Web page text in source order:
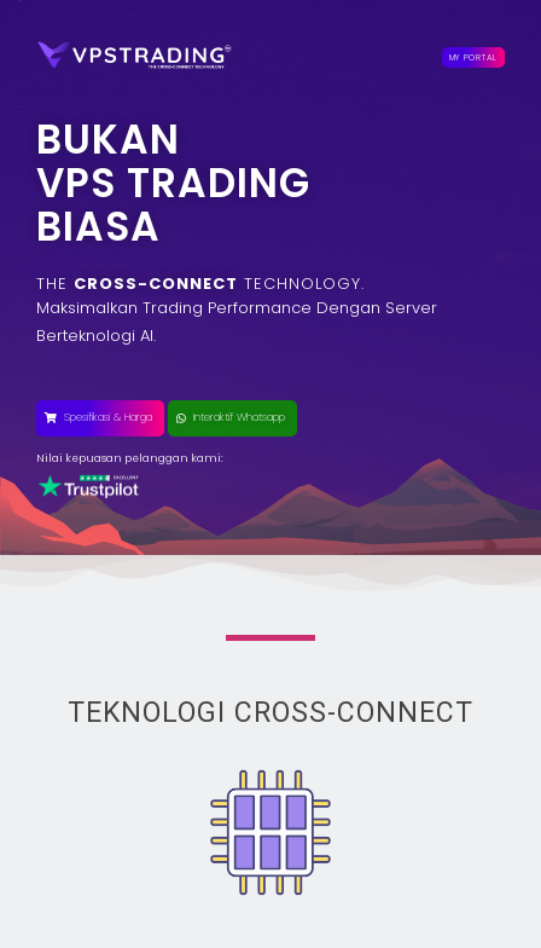
MY PORTAL
BUKAN
VPS TRADING
BIASA
THE CROSS-CONNECT TECHNOLOGY.
Maksimalkan Trading Performance Dengan Server
Berteknologi AI.
Spesifikasi & Harga Interaktif Whatsapp
Nilai kepuasan pelanggan kami:
TEKNOLOGI CROSS-CONNECT